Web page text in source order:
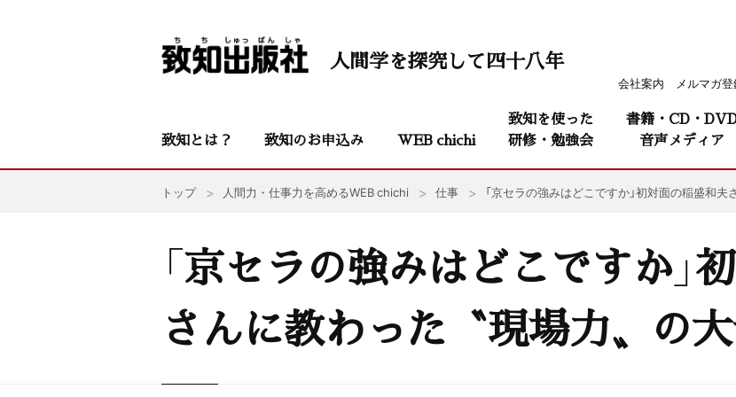
会社案内 メルマガ
人間学を探究して四十八年
致知とは？ 致知のお申込み WEB chichi
致知を使った
研修・勉強会
書籍・CD・
音声メディア
トップ 人間力・仕事力を高めるWEB chichi 仕事 「京セラの強みはどこですか」初対面の稲盛和
「京セラの強みはどこですか」
さんに教わった〝現場力〟の